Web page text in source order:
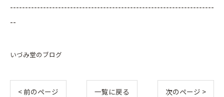
--------------------------------------------------------------------
--
いづみ堂のブログ
< 前のページ 一覧に戻る 次のページ >